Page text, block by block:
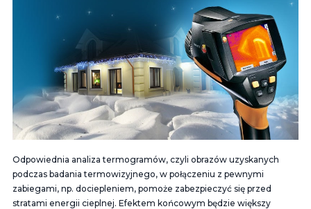
Odpowiednia analiza termogramów, czyli obrazów uzyskanych
podczas badania termowizyjnego, w połączeniu z pewnymi
zabiegami, np. dociepleniem, pomoże zabezpieczyć się przed
stratami energii cieplnej. Efektem końcowym będzie większy